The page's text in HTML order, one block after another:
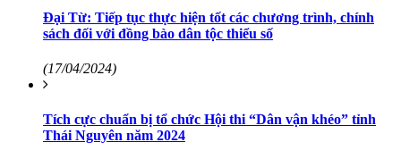
Đại Từ: Tiếp tục thực hiện tốt các chương trình, chính
sách đối với đồng bào dân tộc thiểu số
(17/04/2024)
Tích cực chuẩn bị tổ chức Hội thi “Dân vận khéo” tỉnh
Thái Nguyên năm 2024